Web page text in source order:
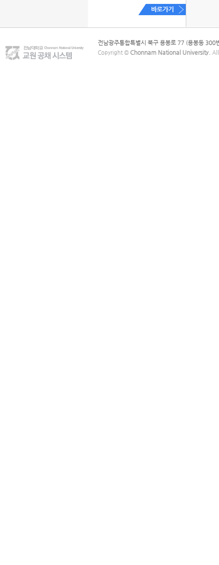
전남광주통합특별시 북구 용봉로 77 (용봉동
Copyright © Chonnam National University.